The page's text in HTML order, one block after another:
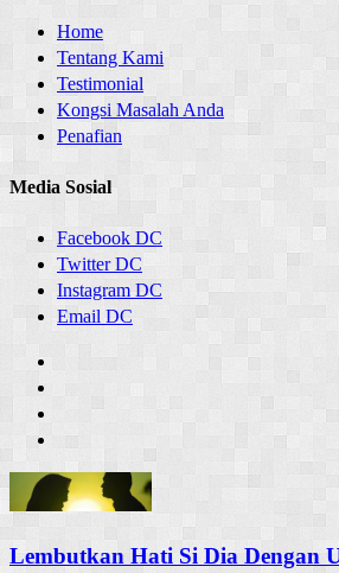
Home
Tentang Kami
Testimonial
Kongsi Masalah Anda
Penafian
Media Sosial
Facebook DC
Twitter DC
Instagram DC
Email DC
Lembutkan Hati Si Dia Dengan